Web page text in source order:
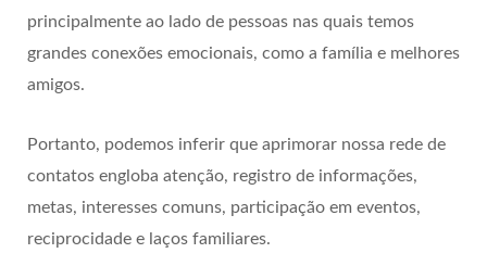
principalmente ao lado de pessoas nas quais temos
grandes conexões emocionais, como a família e melhores
amigos.
Portanto, podemos inferir que aprimorar nossa rede de
contatos engloba atenção, registro de informações,
metas, interesses comuns, participação em eventos,
reciprocidade e laços familiares.